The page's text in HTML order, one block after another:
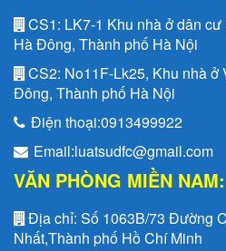
CS1: LK7-1 Khu nhà ở dân
Hà Đông, Thành phố Hà Nội
CS2: No11F-Lk25, Khu nhà
Đông, Thành phố Hà Nội
Điện thoại:0913499922
Email:luatsudfc@gmail.com
VĂN PHÒNG MIỀN NAM:
Địa chỉ: Số 1063B/73 Đường
Nhất,Thành phố Hồ Chí Minh